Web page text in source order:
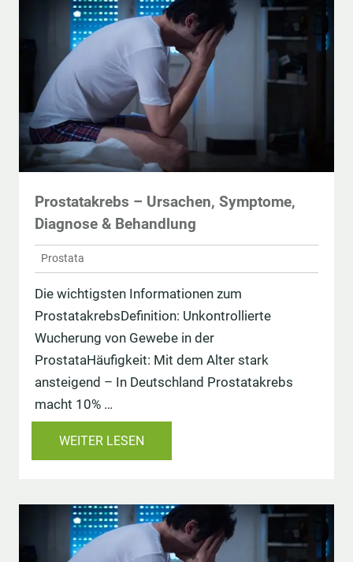
Prostatakrebs – Ursachen, Symptome,
Diagnose & Behandlung
Prostata
Die wichtigsten Informationen zum
ProstatakrebsDefinition: Unkontrollierte
Wucherung von Gewebe in der
ProstataHäufigkeit: Mit dem Alter stark
ansteigend – In Deutschland Prostatakrebs
macht 10% …
WEITER LESEN